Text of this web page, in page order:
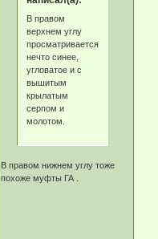
В правом
верхнем углу
просматривается
нечто синее,
угловатое и с
вышитым
крылатым
серпом и
молотом.
В правом нижнем углу тоже
похоже муфты ГА .